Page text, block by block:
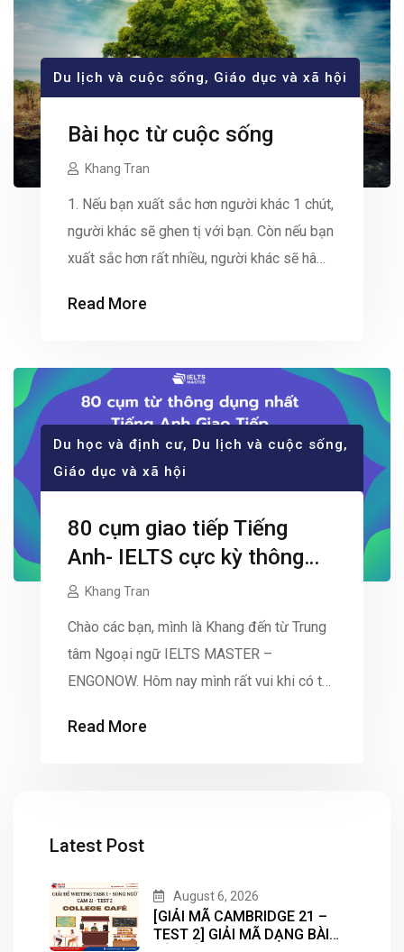
Du lịch và cuộc sống, Giáo dục và xã hội
Bài học từ cuộc sống
Khang Tran
1. Nếu bạn xuất sắc hơn người khác 1 chút,
người khác sẽ ghen tị với bạn. Còn nếu bạn
xuất sắc hơn rất nhiều, người khác sẽ hâm
nhận làm thì đừng than vãn, hãy làm tốt
Read More
Du học và định cư, Du lịch và cuộc sống,
Giáo dục và xã hội
80 cụm giao tiếp Tiếng
Anh- IELTS cực kỳ thông
dụng.
Khang Tran
Chào các bạn, mình là Khang đến từ Trung
tâm Ngoại ngữ IELTS MASTER –
ENGONOW. Hôm nay mình rất vui khi có thể
Anh- IELTS cực kỳ thông dụng. Chúc bạn
Read More
Latest Post
August 6, 2026
[GIẢI MÃ CAMBRIDGE 21 –
TEST 2] GIẢI MÃ DẠNG BÀI